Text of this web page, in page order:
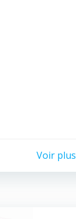
Voir plus